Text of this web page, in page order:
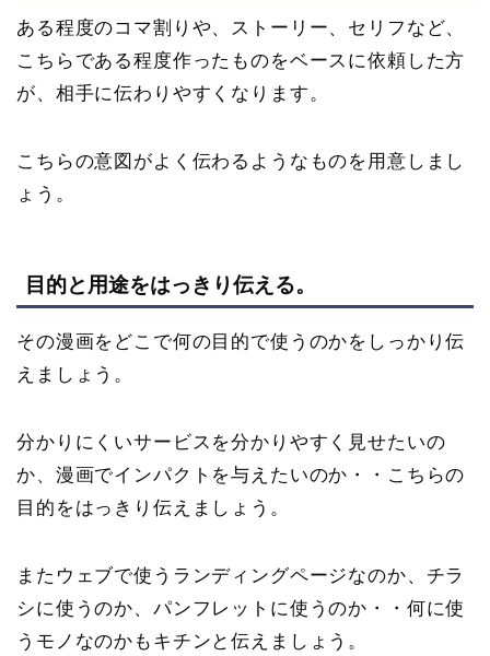
ある程度のコマ割りや、ストーリー、セリフなど、
こちらである程度作ったものをベースに依頼した方
が、相手に伝わりやすくなります。
こちらの意図がよく伝わるようなものを用意しまし
ょう。
目的と用途をはっきり伝える。
その漫画をどこで何の目的で使うのかをしっかり伝
えましょう。
分かりにくいサービスを分かりやすく見せたいの
か、漫画でインパクトを与えたいのか・・こちらの
目的をはっきり伝えましょう。
またウェブで使うランディングページなのか、チラ
シに使うのか、パンフレットに使うのか・・何に使
うモノなのかもキチンと伝えましょう。